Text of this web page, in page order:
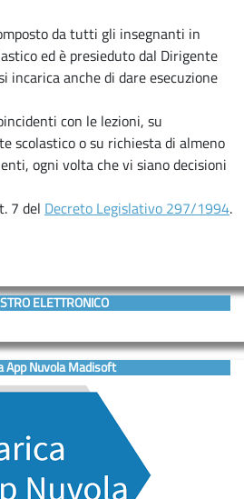
da tutti gli insegnanti in
ed è presieduto dal Dirigente
incarica anche di dare esecuzione
con le lezioni, su
scolastico o su richiesta di almeno
ogni volta che vi siano decisioni
7 del Decreto Legislativo 297/1994.
ELETTRONICO
App Nuvola Madisoft